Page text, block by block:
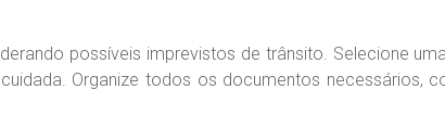
possíveis imprevistos de trânsito. Selecione
Organize todos os documentos necessários,